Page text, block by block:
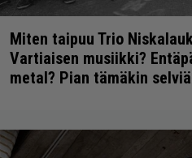
Miten taipuu Trio
Vartiaisen musiikki?
metal? Pian tämäkin